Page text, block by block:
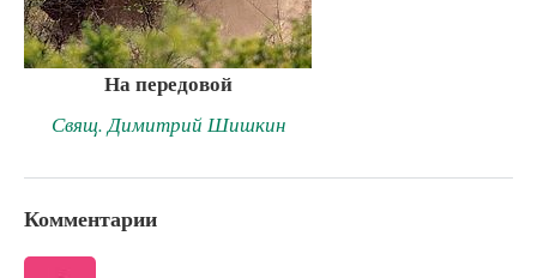
На передовой
Свящ. Димитрий Шишкин
Комментарии